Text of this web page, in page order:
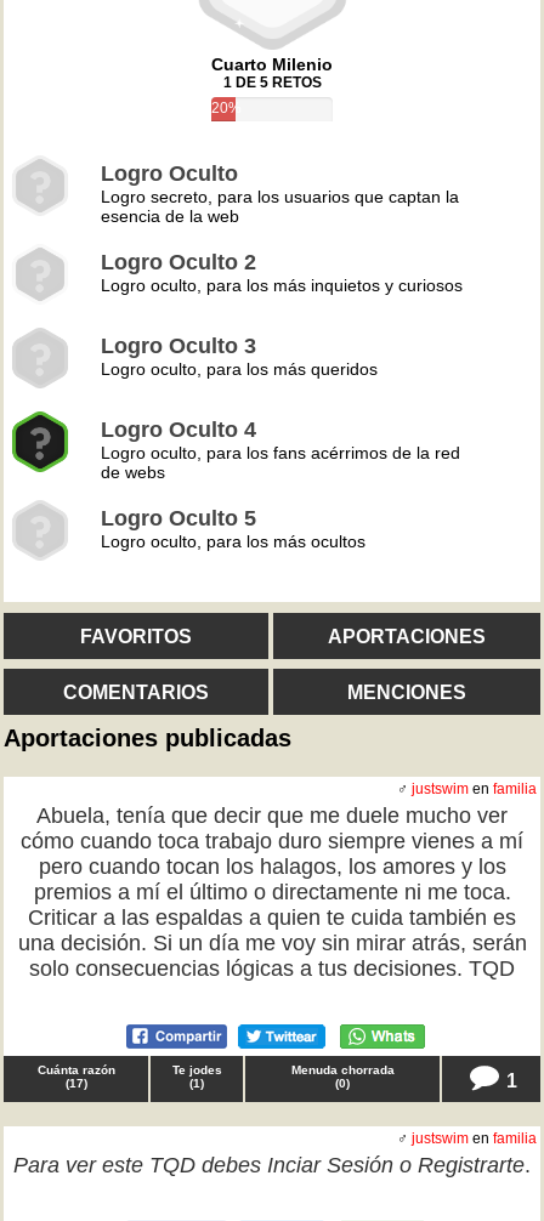
Cuarto Milenio
1 DE 5 RETOS
20%
Logro Oculto
Logro secreto, para los usuarios que captan la
esencia de la web
Logro Oculto 2
Logro oculto, para los más inquietos y curiosos
Logro Oculto 3
Logro oculto, para los más queridos
Logro Oculto 4
Logro oculto, para los fans acérrimos de la red
de webs
Logro Oculto 5
Logro oculto, para los más ocultos
FAVORITOS APORTACIONES
COMENTARIOS MENCIONES
Aportaciones publicadas
♂ justswim en familia
Abuela, tenía que decir que me duele mucho ver
cómo cuando toca trabajo duro siempre vienes a mí
pero cuando tocan los halagos, los amores y los
premios a mí el último o directamente ni me toca.
Criticar a las espaldas a quien te cuida también es
una decisión. Si un día me voy sin mirar atrás, serán
solo consecuencias lógicas a tus decisiones. TQD
Cuánta razón
(17)
Te jodes
(1)
Menuda chorrada
(0) 1
♂ justswim en familia
Para ver este TQD debes Inciar Sesión o Registrarte.